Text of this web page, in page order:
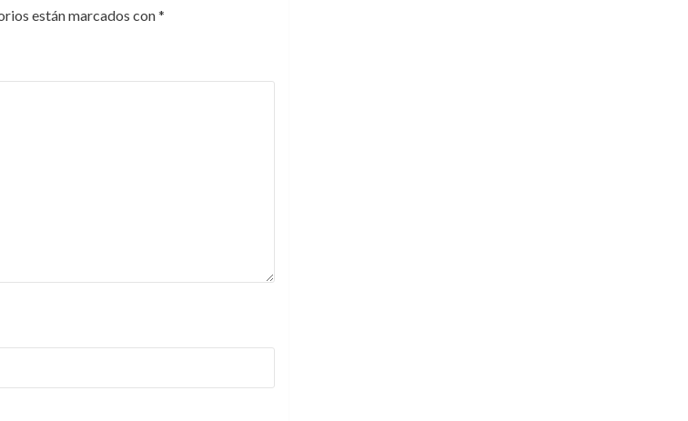
están marcados con*